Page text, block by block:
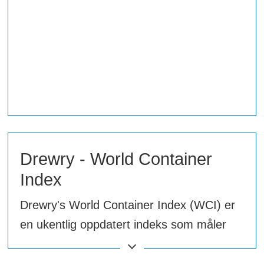
Drewry - World Container
Index
Drewry's World Container Index (WCI) er
en ukentlig oppdatert indeks som måler
spotpriser for frakt av 40-fots containere